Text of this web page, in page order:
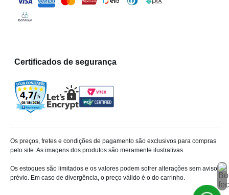
Certificados de segurança
Os preços, fretes e condições de pagamento são exclusivos para compras
pelo site. As imagens dos produtos são meramente ilustrativas.
Os estoques são limitados e os valores podem sofrer alterações sem aviso
prévio. Em caso de divergência, o preço válido é o do carrinho.